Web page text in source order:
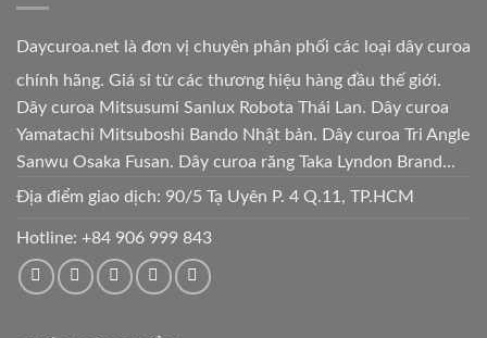
Daycuroa.net là đơn vị chuyên phân phối các loại dây curoa
chính hãng. Giá sỉ từ các thương hiệu hàng đầu thế giới.
Dây curoa Mitsusumi Sanlux Robota Thái Lan. Dây curoa
Yamatachi Mitsuboshi Bando Nhật bản. Dây curoa Tri Angle
Sanwu Osaka Fusan. Dây curoa răng Taka Lyndon Brand...
Địa điểm giao dịch: 90/5 Tạ Uyên P. 4 Q.11, TP.HCM
Hotline: +84 906 999 843